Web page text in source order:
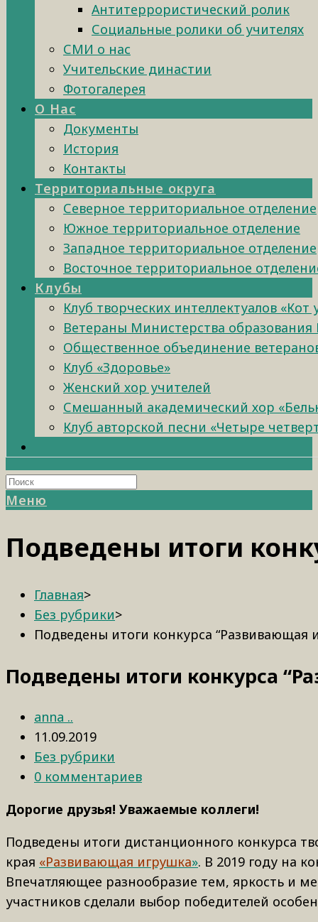
Антитеррористический ролик
Социальные ролики об учителях
СМИ о нас
Учительские династии
Фотогалерея
О Нас
Документы
История
Контакты
Территориальные округа
Северное территориальное отделение
Южное территориальное отделение
Западное территориальное отделение
Восточное территориальное
Клубы
Клуб творческих интеллектуалов «Кот
Ветераны Министерства образования
Общественное объединение
Клуб «Здоровье»
Женский хор учителей
Смешанный академический хор
Клуб авторской песни «Четыре
Меню
Подведены итоги
Главная>
Без рубрики>
Подведены итоги конкурса “Развивающая
Подведены итоги конкурса
anna ..
11.09.2019
Без рубрики
0 комментариев
Дорогие друзья! Уважаемые коллеги!
Подведены итоги дистанционного конкурса
края «Развивающая игрушка». В 2019 году на
Впечатляющее разнообразие тем, яркость и
участников сделали выбор победителей